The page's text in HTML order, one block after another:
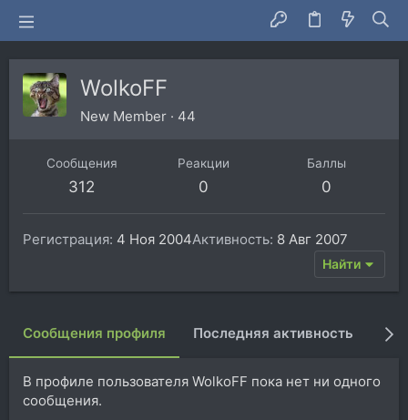
WolkoFF
New Member · 44
Сообщения
312
Реакции
0
Баллы
0
Регистрация 4 Ноя 2004Активность 8 Авг 2007
Найти
Сообщения профиля Последняя активность
В профиле пользователя WolkoFF пока нет ни одного
сообщения.